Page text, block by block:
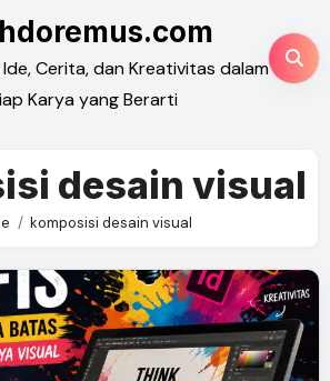
Cerita, dan Kreativitas dalam
Karya yang Berarti
desain visual
komposisi desain visual